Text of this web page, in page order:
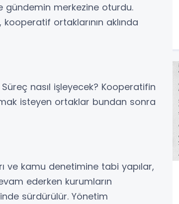
gündemin merkezine oturdu.
ortaklarının aklında
Süreç nasıl işleyecek? Kooperatifin
isteyen ortaklar bundan sonra
ve kamu denetimine tabi yapılar,
ederken kurumların
sürdürülür. Yönetim